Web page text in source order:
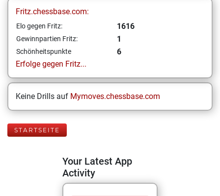
Fritz.chessbase.com:
Elo gegen Fritz: 1616
Gewinnpartien Fritz: 1
Schönheitspunkte
6
Erfolge gegen Fritz...
Keine Drills auf Mymoves.chessbase.com
STARTSEITE
Your Latest App
Activity